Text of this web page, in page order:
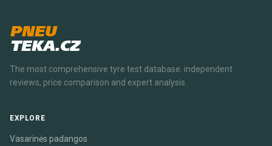
PNEU
TEKA.CZ
The most comprehensive tyre test database. independent
reviews, price comparison and expert analysis.
EXPLORE
Vasarinės padangos